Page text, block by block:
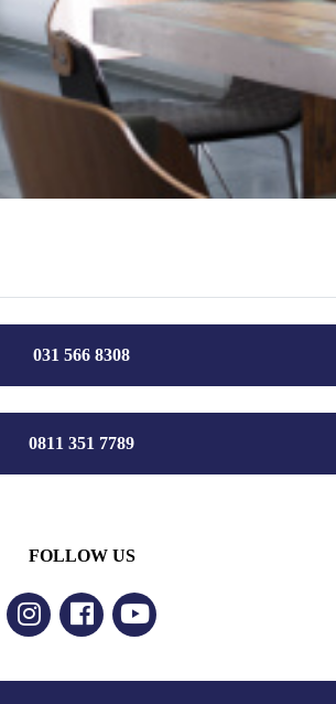
031 566 8308
0811 351 7789
FOLLOW US